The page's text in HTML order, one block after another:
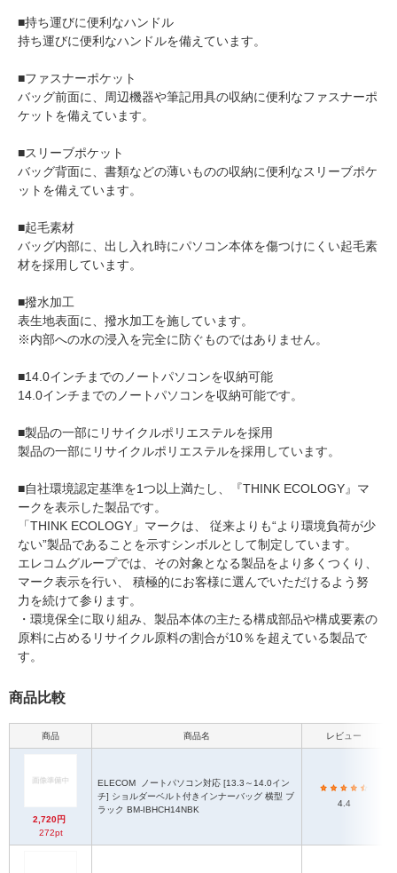
■持ち運びに便利なハンドル
持ち運びに便利なハンドルを備えています。
■ファスナーポケット
バッグ前面に、周辺機器や筆記用具の収納に便利なファスナーポ
ケットを備えています。
■スリーブポケット
バッグ背面に、書類などの薄いものの収納に便利なスリーブポケ
ットを備えています。
■起毛素材
バッグ内部に、出し入れ時にパソコン本体を傷つけにくい起毛素
材を採用しています。
■撥水加工
表生地表面に、撥水加工を施しています。
※内部への水の浸入を完全に防ぐものではありません。
■14.0インチまでのノートパソコンを収納可能
14.0インチまでのノートパソコンを収納可能です。
■製品の一部にリサイクルポリエステルを採用
製品の一部にリサイクルポリエステルを採用しています。
■自社環境認定基準を1つ以上満たし、『THINK ECOLOGY』マ
ークを表示した製品です。
「THINK ECOLOGY」マークは、 従来よりも“より環境負荷が少
ない”製品であることを示すシンボルとして制定しています。
エレコムグループでは、その対象となる製品をより多くつくり、
マーク表示を行い、 積極的にお客様に選んでいただけるよう努
力を続けて参ります。
・環境保全に取り組み、製品本体の主たる構成部品や構成要素の
原料に占めるリサイクル原料の割合が10％を超えている製品で
す。
商品比較
商品 商品名 レビュー
2,720円
272pt
ELECOM
チ] ショルダーベルト付きインナーバッグ 横型 ブ
ラック BM-IBHCH14NBK
4.4